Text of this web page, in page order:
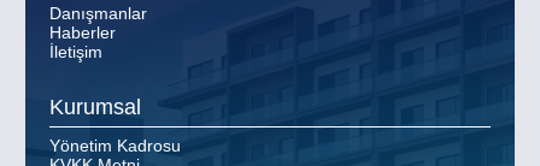
Danışmanlar
Haberler
İletişim
Kurumsal
Yönetim Kadrosu